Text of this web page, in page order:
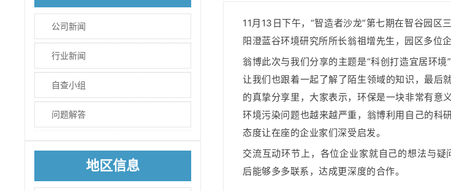
公司新闻
行业新闻
自查小组
问题解答
地区信息
11月13日下午，“智造者沙龙”第七期在智谷园
阳澄蓝谷环境研究所所长翁祖增先生，园区多位企
翁博此次与我们分享的主题是“科创打造宜居环
让我们也跟着一起了解了陌生领域的知识，最后
的真挚分享里，大家表示，环保是一块非常有意
环境污染问题也越来越严重，翁博利用自己的科
态度让在座的企业家们深受启发。
交流互动环节上，各位企业家就自己的想法与疑
后能够多多联系，达成更深度的合作。